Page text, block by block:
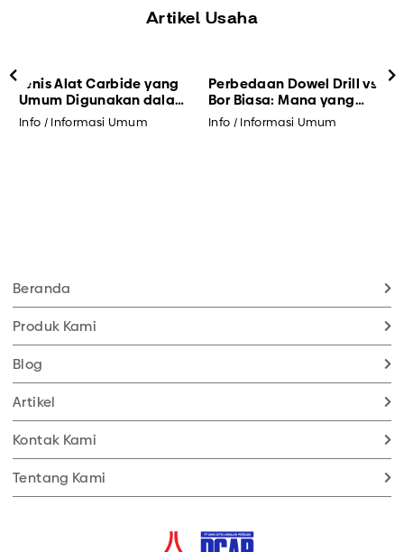
Artikel Usaha
Jenis Alat Carbide yang
Umum Digunakan dalam
Proses Pemesinan dan
Pemotongan
Info / Informasi Umum
Perbedaan Dowel Drill vs.
Bor Biasa: Mana yang
Lebih Efisien untuk
Pengrajin Mebel?
Info / Informasi Umum
Beranda
Produk Kami
Blog
Artikel
Kontak Kami
Tentang Kami